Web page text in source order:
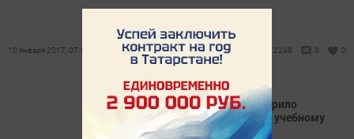
10 января 2017, 07:14 2249 0 0
Чистопольское МЧС проверило
готовность школ к новому учебному
году